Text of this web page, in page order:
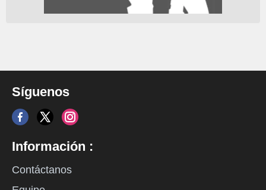
Síguenos
Información :
Contáctanos